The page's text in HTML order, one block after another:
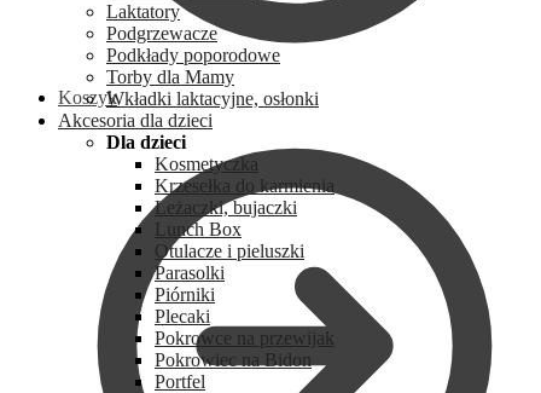
Koszyk
Laktatory
Podgrzewacze
Podkłady poporodowe
Torby dla Mamy
Wkładki laktacyjne, osłonki
Akcesoria dla dzieci
Dla dzieci
Kosmetyczka
Krzesełka do karmienia
Leżaczki, bujaczki
Lunch Box
Otulacze i pieluszki
Parasolki
Piórniki
Plecaki
Pokrowce na przewijak
Pokrowiec na Bidon
Portfel